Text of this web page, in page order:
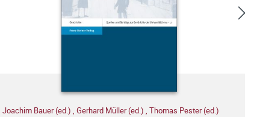
Joachim Bauer (ed.) , Gerhard Müller (ed.) , Thomas Pester (ed.)